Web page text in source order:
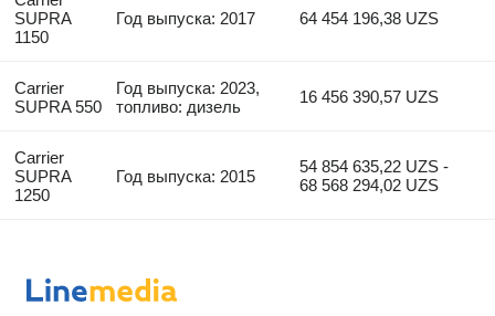
SUPRA
1150
Год выпуска: 2017 64 454 196,38 UZS
Carrier
SUPRA 550
Год выпуска: 2023,
топливо: дизель
16 456 390,57 UZS
Carrier
SUPRA
1250
Год выпуска: 2015
54 854 635,22 UZS -
68 568 294,02 UZS